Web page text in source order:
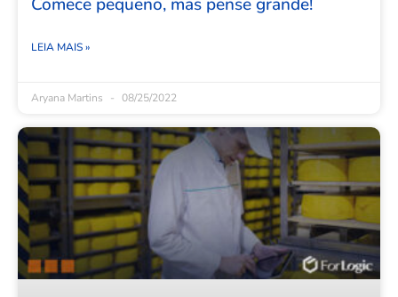
Comece pequeno, mas pense grande!
LEIA MAIS »
Aryana Martins 08/25/2022